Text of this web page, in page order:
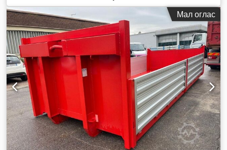
Мал оглас